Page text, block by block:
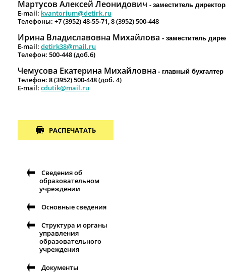
Мартусов Алексей Леонидович - заместитель
E-mail: kvantorium@detirk.ru
Телефоны: +7 (3952) 48-55-71,8(3952) 500-448
Ирина Владиславовна Михайлова - заместитель
E-mail: detirk38@mail.ru
Телефон: 500-448 (доб.6)
Чемусова Екатерина Михайловна - главный бухгалтер
Телефон: 8 (3952) 500-448 (доб. 4)
E-mail: cdutik@mail.ru
РАСПЕЧАТАТЬ
Сведения об
образовательном
учреждении
Основные сведения
Структура и органы
управления
образовательного
учреждения
Документы